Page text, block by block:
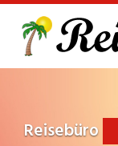
main
Reisebüro